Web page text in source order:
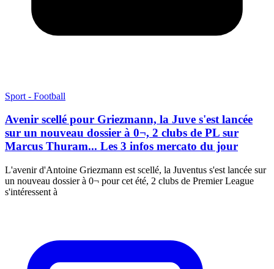
Sport - Football
Avenir scellé pour Griezmann, la Juve s'est lancée
sur un nouveau dossier à 0¬, 2 clubs de PL sur
Marcus Thuram... Les 3 infos mercato du jour
L'avenir d'Antoine Griezmann est scellé, la Juventus s'est lancée sur
un nouveau dossier à 0¬ pour cet été, 2 clubs de Premier League
s'intéressent à